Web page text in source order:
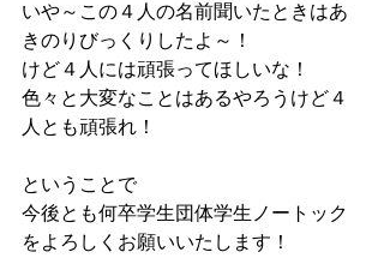
いや～この４人の名前聞いたときはあ
きのりびっくりしたよ～！
けど４人には頑張ってほしいな！
色々と大変なことはあるやろうけど４
人とも頑張れ！
ということで
今後とも何卒学生団体学生ノートック
をよろしくお願いいたします！